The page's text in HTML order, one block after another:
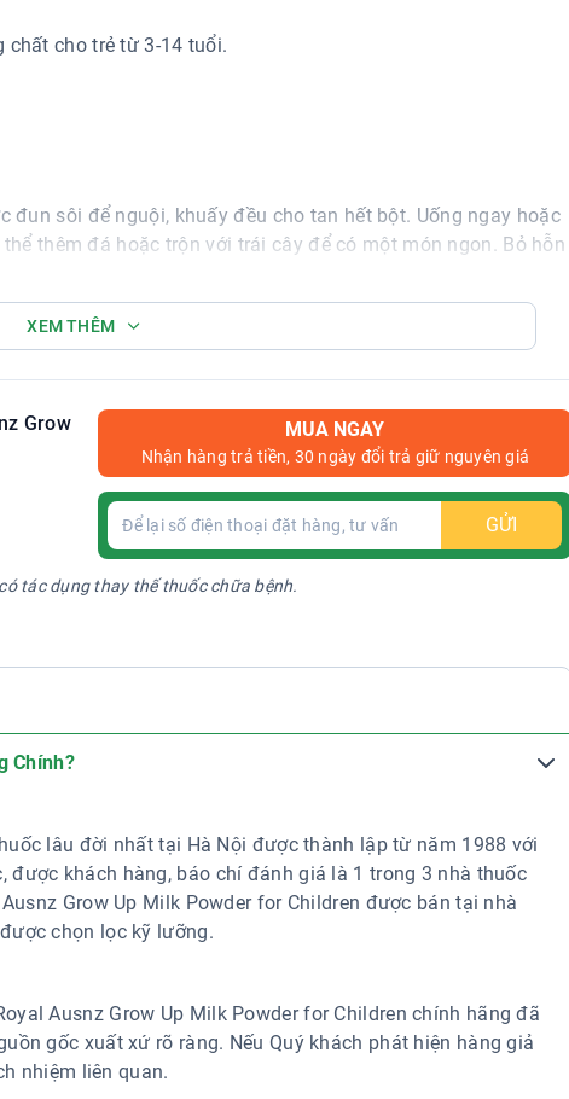
chất cho trẻ từ 3-14 tuổi.
đun sôi để nguội, khuấy đều cho tan hết bột. Uống ngay hoặc
thêm đá hoặc trộn với trái cây để có một món ngon. Bỏ hỗn
Tránh nơi có nhiệt độ quá cao. Đóng chặt nắp sau khi sử
South Wales 2000, Australia.
GOTOP – một doanh nghiệp có trụ sở tại Úc và là thành viên
em đến người lớn, dựa trên nhu cầu dinh dưỡng ở các giai
xuất từ nguồn sữa tươi tại vùng Tây Bắc Victoria, Australia,
Một điểm đặc trưng của thương hiệu là quy trình sản xuất
xử lý nhanh chóng sau khi thu hoạch nhằm duy trì chất lượng
ướt và sấy thăng hoa trong sản xuất, với mục tiêu giữ lại
XEM THÊM
Grow
MUA NGAY
Nhận hàng trả tiền, 30 ngày đổi trả giữ nguyên giá
GỬI
tác dụng thay thế thuốc chữa bệnh.
Chính?
lâu đời nhất tại Hà Nội được thành lập từ năm 1988 với
được khách hàng, báo chí đánh giá là 1 trong 3 nhà thuốc
Grow Up Milk Powder for Children được bán tại nhà
chọn lọc kỹ lưỡng.
Ausnz Grow Up Milk Powder for Children chính hãng đã
gốc xuất xứ rõ ràng. Nếu Quý khách phát hiện hàng giả
nhiệm liên quan.